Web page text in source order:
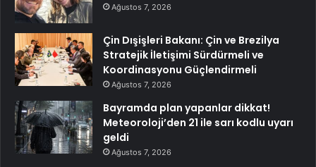
Ağustos 7, 2026
Çin Dışişleri Bakanı: Çin ve Brezilya
Stratejik İletişimi Sürdürmeli ve
Koordinasyonu Güçlendirmeli
Ağustos 7, 2026
Bayramda plan yapanlar dikkat!
Meteoroloji’den 21 ile sarı kodlu uyarı
geldi
Ağustos 7, 2026